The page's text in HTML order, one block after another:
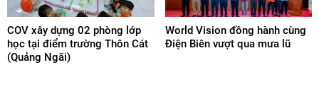
COV xây dựng 02 phòng lớp
học tại điểm trường Thôn Cát
(Quảng Ngãi)
World Vision đồng hành cùng
Điện Biên vượt qua mưa lũ